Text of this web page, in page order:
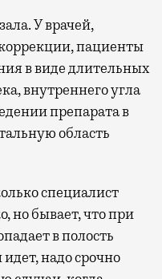
У врачей,
пациенты
в виде длительных
внутреннего угла
препарата в
область
специалист
но бывает, что при
в полость
надо срочно